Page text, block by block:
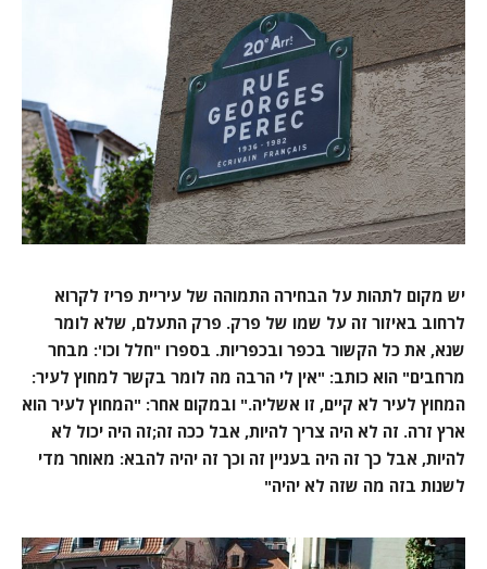
יש מקום לתהות על הבחירה התמוהה של עיריית פריז לקרוא
לרחוב באיזור זה על שמו של פרק. פרק התעלם, שלא לומר
שנא, את כל הקשור בכפר ובכפריות. בספרו "חלל וכו': מבחר
מרחבים" הוא כותב: "אין לי הרבה מה לומר בקשר למחוץ לעיר:
המחוץ לעיר לא קיים, זו אשליה." ובמקום אחר: "המחוץ לעיר הוא
ארץ זרה. זה לא היה צריך להיות, אבל ככה זה;זה היה יכול לא
להיות, אבל כך זה היה בעניין זה וכך זה יהיה להבא: מאוחר מדי
לשנות בזה מה שזה לא יהיה"